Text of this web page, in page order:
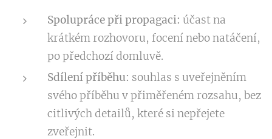
Spolupráce při propagaci: účast na
krátkém rozhovoru, focení nebo natáčení,
po předchozí domluvě.
Sdílení příběhu: souhlas s uveřejněním
svého příběhu v přiměřeném rozsahu, bez
citlivých detailů, které si nepřejete
zveřejnit.